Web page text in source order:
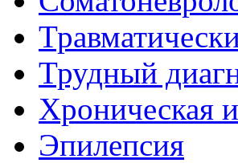
Трудный
Хроническая
Эпилепсия